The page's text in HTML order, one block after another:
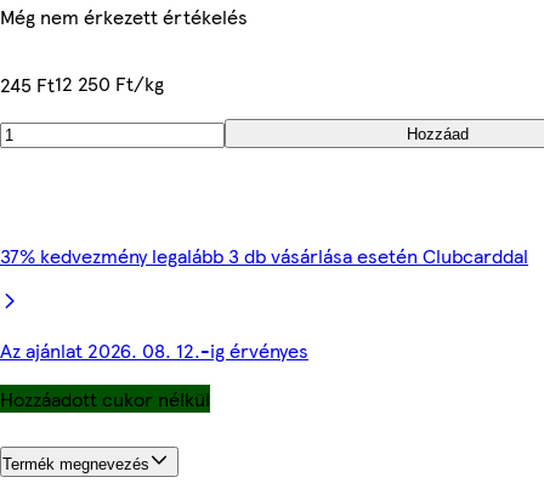
Még nem érkezett értékelés
245 Ft12 250 Ft/kg
Hozzáad
37% kedvezmény legalább 3 db vásárlása esetén Clubcarddal
Az ajánlat 2026. 08. 12.-ig érvényes
Hozzáadott cukor nélkül
Termék megnevezés